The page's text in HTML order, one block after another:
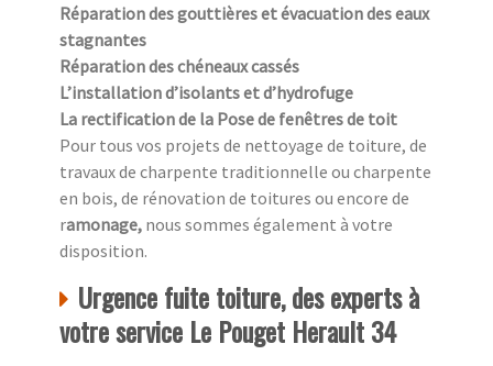
Réparation des gouttières et évacuation des eaux
stagnantes
Réparation des chéneaux cassés
L’installation d’isolants et d’hydrofuge
La rectification de la Pose de fenêtres de toit
Pour tous vos projets de nettoyage de toiture, de
travaux de charpente traditionnelle ou charpente
en bois, de rénovation de toitures ou encore de
ramonage, nous sommes également à votre
disposition.
Urgence fuite toiture, des experts à
votre service Le Pouget Herault 34